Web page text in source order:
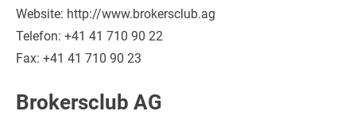
Website: http://www.brokersclub.ag
Telefon: +41 41 710 90 22
Fax: +41 41 710 90 23
Brokersclub AG